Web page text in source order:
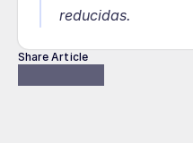
reducidas.
Share Article